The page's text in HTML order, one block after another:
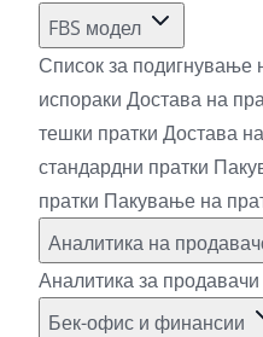
FBS модел
Список за подигнување
испораки Достава на
тешки пратки Достава
стандардни пратки
пратки Пакување на
Аналитика на
Аналитика за
Бек-офис и финансии